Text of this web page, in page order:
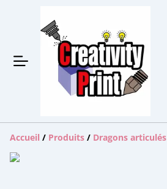
Accueil / Produits / Dragons articulés